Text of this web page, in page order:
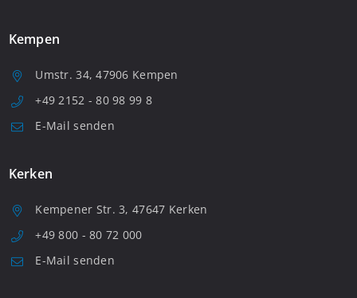
Kempen
Umstr. 34, 47906 Kempen
+49 2152 - 80 98 99 8
E-Mail senden
Kerken
Kempener Str. 3, 47647 Kerken
+49 800 - 80 72 000
E-Mail senden